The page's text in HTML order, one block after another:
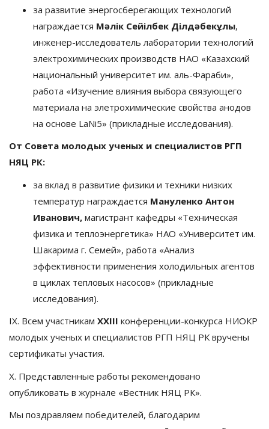
за развитие энергосберегающих технологий
награждается Мәлік Сейілбек Ділдәбекұлы,
инженер-исследователь лаборатории технологий
электрохимических производств НАО «Казахский
национальный университет им. аль-Фараби»,
работа «Изучение влияния выбора связующего
материала на элетрохимические свойства анодов
на основе LaNi5» (прикладные исследования).
От Совета молодых ученых и специалистов РГП
НЯЦ РК:
за вклад в развитие физики и техники низких
температур награждается Мануленко Антон
Иванович, магистрант кафедры «Техническая
физика и теплоэнергетика» НАО «Университет им.
Шакарима г. Семей», работа «Анализ
эффективности применения холодильных агентов
в циклах тепловых насосов» (прикладные
исследования).
IX. Всем участникам ХХIII конференции-конкурса НИОКР
молодых ученых и специалистов РГП НЯЦ РК вручены
сертификаты участия.
X. Представленные работы рекомендовано
опубликовать в журнале «Вестник НЯЦ РК».
Мы поздравляем победителей, благодарим